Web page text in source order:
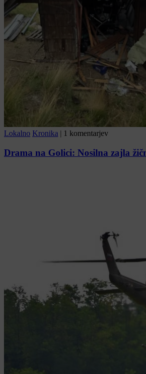
Lokalno Kronika | 1 komentarjev
Drama na Golici: Nosilna zajla